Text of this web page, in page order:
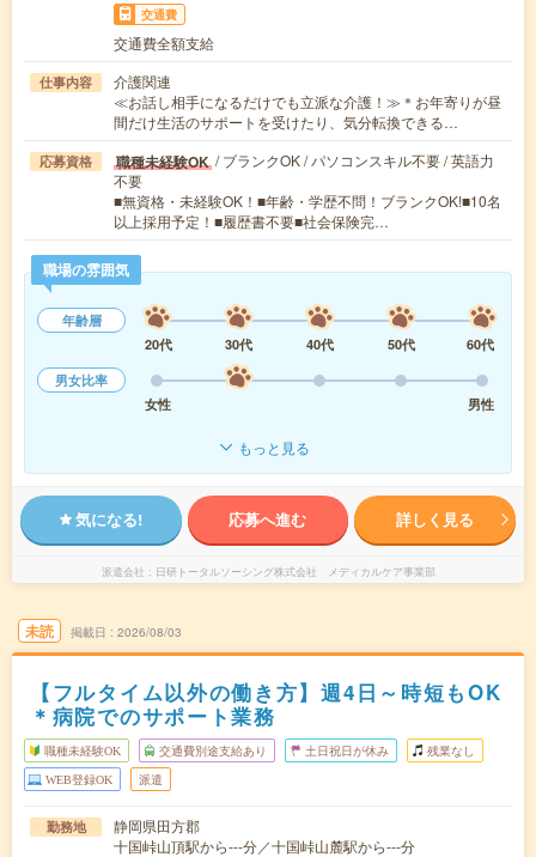
交通費
交通費全額支給
仕事内容
介護関連
≪お話し相手になるだけでも立派な介護！≫＊お年寄りが昼
間だけ生活のサポートを受けたり、気分転換できる…
応募資格 職種未経験OK / ブランクOK / パソコンスキル不要 / 英語力
不要
■無資格・未経験OK！■年齢・学歴不問！ブランクOK!■10名
以上採用予定！■履歴書不要■社会保険完…
職場の雰囲気
年齢層
20代
30代 40代 50代
60代
男女比率
女性
男性
もっと見る
気になる! 応募へ進む 詳しく見る
派遣会社 日研トータルソーシング株式会社 メディカルケア事業部
未読 掲載日 2026/08/03
【フルタイム以外の働き方】週4日～時短もOK
＊病院でのサポート業務
職種未経験OK 交通費別途支給あり 土日祝日が休み 残業なし
WEB登録OK 派遣
勤務地
静岡県田方郡
十国峠山頂駅から---分／十国峠山麓駅から---分